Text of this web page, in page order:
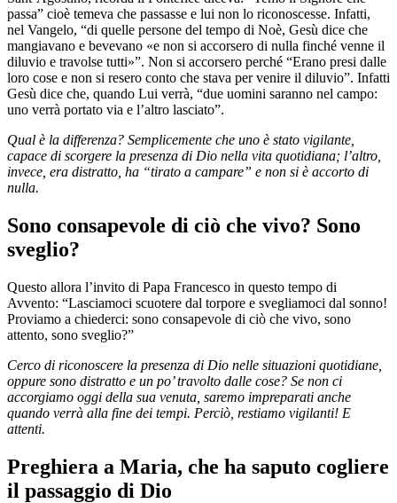
passa” cioè temeva che passasse e lui non lo riconoscesse. Infatti,
nel Vangelo, “di quelle persone del tempo di Noè, Gesù dice che
mangiavano e bevevano «e non si accorsero di nulla finché venne il
diluvio e travolse tutti»”. Non si accorsero perché “Erano presi dalle
loro cose e non si resero conto che stava per venire il diluvio”. Infatti
Gesù dice che, quando Lui verrà, “due uomini saranno nel campo:
uno verrà portato via e l’altro lasciato”.
Qual è la differenza? Semplicemente che uno è stato vigilante,
capace di scorgere la presenza di Dio nella vita quotidiana; l’altro,
invece, era distratto, ha “tirato a campare” e non si è accorto di
nulla.
Sono consapevole di ciò che vivo? Sono
sveglio?
Questo allora l’invito di Papa Francesco in questo tempo di
Avvento: “Lasciamoci scuotere dal torpore e svegliamoci dal sonno!
Proviamo a chiederci: sono consapevole di ciò che vivo, sono
attento, sono sveglio?”
Cerco di riconoscere la presenza di Dio nelle situazioni quotidiane,
oppure sono distratto e un po’ travolto dalle cose? Se non ci
accorgiamo oggi della sua venuta, saremo impreparati anche
quando verrà alla fine dei tempi. Perciò, restiamo vigilanti! E
attenti.
Preghiera a Maria, che ha saputo cogliere
il passaggio di Dio